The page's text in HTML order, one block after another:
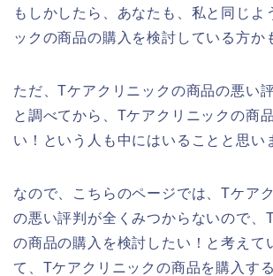
もしかしたら、あなたも、私と同じよ
ックの商品の購入を検討している方か
ただ、Tケアクリニックの商品の悪い
と調べてから、Tケアクリニックの商
い！という人も中にはいることと思い
なので、こちらのページでは、Tケア
の悪い評判が全くみつからないので、
の商品の購入を検討したい！と考えて
て、Tケアクリニックの商品を購入す